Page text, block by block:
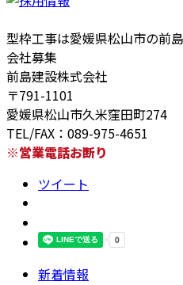
型枠工事は愛媛県松山市の前
会社募集
前島建設株式会社
〒791-1101
愛媛県松山市久米窪田町274
TEL/FAX：089-975-4651
※営業電話お断り
ツイート
新着情報